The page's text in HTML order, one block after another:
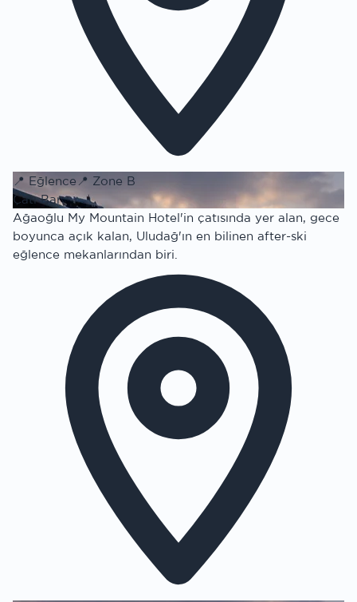
📍 Eğlence 📍 Zone B
Çatı Bar
Ağaoğlu My Mountain Hotel'in çatısında yer alan, gece
boyunca açık kalan, Uludağ'ın en bilinen after-ski
eğlence mekanlarından biri.